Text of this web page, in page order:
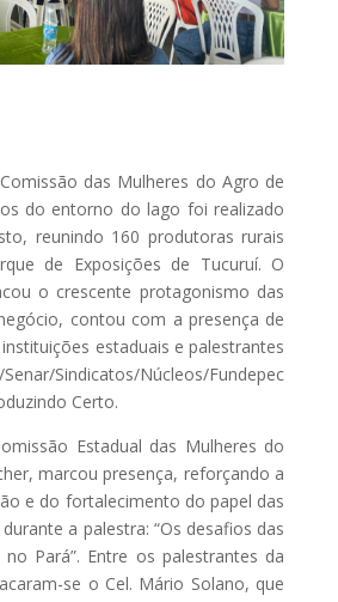
das Mulheres do Agro de
do entorno do lago foi realizado
reunindo 160 produtoras rurais
de Exposições de Tucuruí. O
o crescente protagonismo das
contou com a presença de
estaduais e palestrantes
Sindicatos/Núcleos/Fundepec
Certo.
Estadual das Mulheres do
marcou presença, reforçando a
e do fortalecimento do papel das
a palestra: “Os desafios das
Pará”. Entre os palestrantes da
se o Cel. Mário Solano, que